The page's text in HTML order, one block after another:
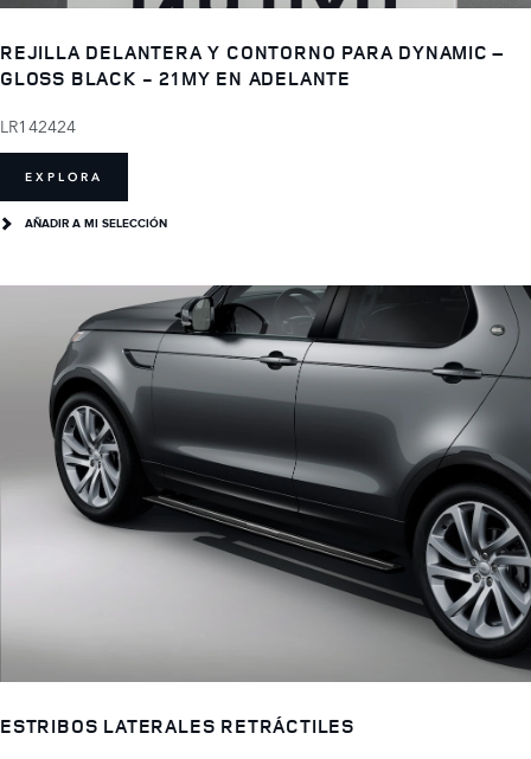
REJILLA DELANTERA Y CONTORNO PARA DYNAMIC –
GLOSS BLACK - 21MY EN ADELANTE
LR142424
EXPLORA
AÑADIR A MI SELECCIÓN
ESTRIBOS LATERALES RETRÁCTILES